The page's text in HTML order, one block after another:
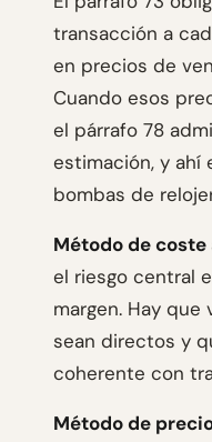
transacción a
en precios de
Cuando esos
el párrafo 78
estimación, y ahí
bombas de
Método de
el riesgo central
margen. Hay
sean directos y
coherente con
Método de